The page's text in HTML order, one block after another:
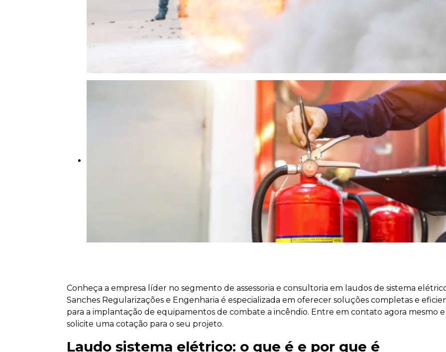
Conheça a empresa líder no segmento de assessoria e consultoria em laudos de sistema
Sanches Regularizações e Engenharia é especializada em oferecer soluções completas e
para a implantação de equipamentos de combate a incêndio. Entre em contato agora mesmo e
solicite uma cotação para o seu projeto.
Laudo sistema elétrico: o que é e por que é